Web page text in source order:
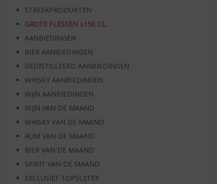
STREEKPRODUKTEN
GROTE FLESSEN ≥150 CL.
AANBIEDINGEN
BIER AANBIEDINGEN
GEDISTILLEERD AANBIEDINGEN
WHISKY AANBIEDINGEN
WIJN AANBIEDINGEN
WIJN VAN DE MAAND
WHISKY VAN DE MAAND
RUM VAN DE MAAND
BIER VAN DE MAAND
SPIRIT VAN DE MAAND
EXCLUSIEF TOPSLIJTER